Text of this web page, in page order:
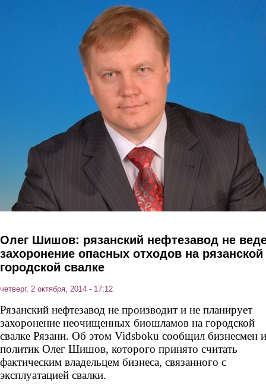
Перейти к основному содержанию
Олег Шишов: рязанский нефтезавод не
захоронение опасных отходов на рязанской
городской свалке
четверг, 2 октября, 2014 - 17:12
Рязанский нефтезавод не производит и не планирует
захоронение неочищенных биошламов на городской
свалке Рязани. Об этом Vidsboku сообщил бизнесмен и
политик Олег Шишов, которого принято считать
фактическим владельцем бизнеса, связанного с
эксплуатацией свалки.